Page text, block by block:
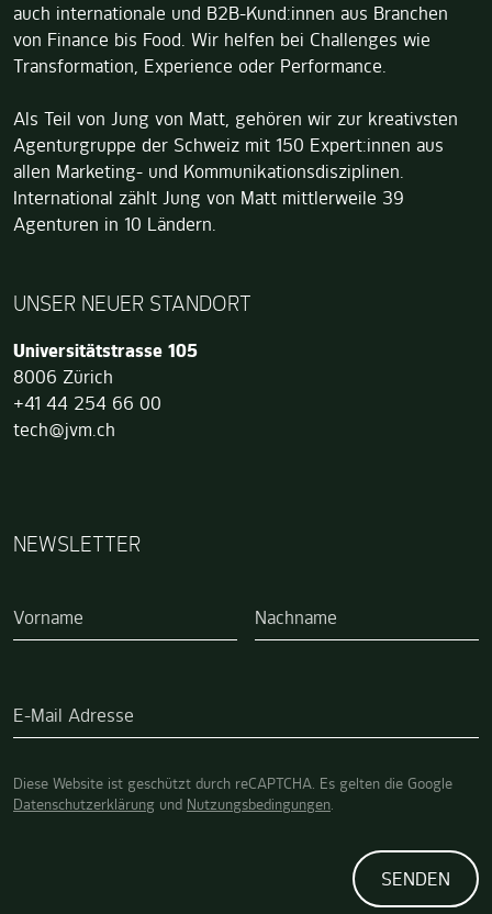
auch internationale und B2B-Kund:innen aus Branchen
von Finance bis Food. Wir helfen bei Challenges wie
Transformation, Experience oder Performance.
Als Teil von Jung von Matt, gehören wir zur kreativsten
Agenturgruppe der Schweiz mit 150 Expert:innen aus
allen Marketing- und Kommunikationsdisziplinen.
International zählt Jung von Matt mittlerweile 39
Agenturen in 10 Ländern.
UNSER NEUER STANDORT
Jung von Matt TECH
Universitätstrasse 105
8006 Zürich
+41 44 254 66 00
tech@jvm.ch
NEWSLETTER
Vorname
Nachname
E-Mail Adresse
Diese Website ist geschützt durch reCAPTCHA. Es gelten die Google
Datenschutzerklärung und Nutzungsbedingungen.
SENDEN